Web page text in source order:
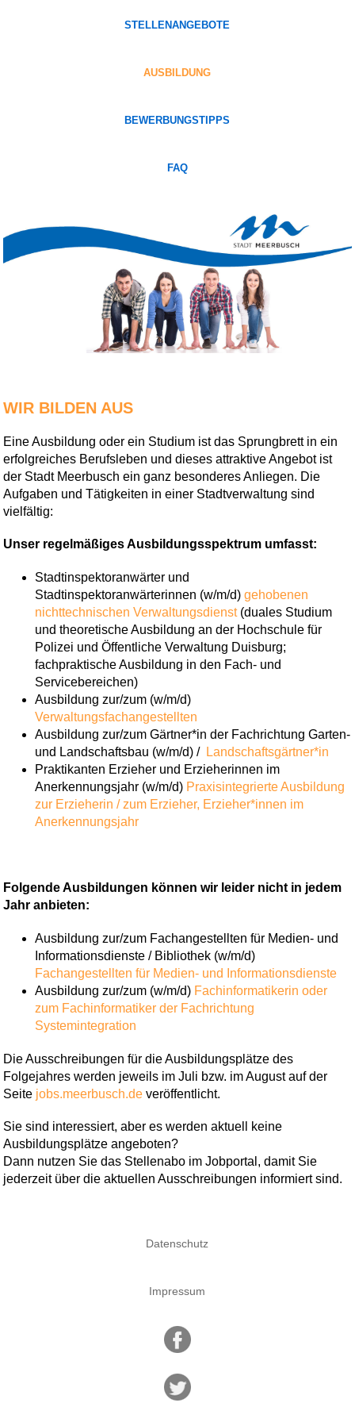
STELLENANGEBOTE
AUSBILDUNG
BEWERBUNGSTIPPS
FAQ
WIR BILDEN AUS
Eine Ausbildung oder ein Studium ist das Sprungbrett in ein
erfolgreiches Berufsleben und dieses attraktive Angebot ist
der Stadt Meerbusch ein ganz besonderes Anliegen. Die
Aufgaben und Tätigkeiten in einer Stadtverwaltung sind
vielfältig:
Unser regelmäßiges Ausbildungsspektrum umfasst:
Stadtinspektoranwärter und
Stadtinspektoranwärterinnen (w/m/d)gehobenen
nichttechnischen Verwaltungsdienst(duales Studium
und theoretische Ausbildung an der Hochschule für
Polizei und Öffentliche Verwaltung Duisburg;
fachpraktische Ausbildung in den Fach- und
Servicebereichen)
Ausbildung zur/zum (w/m/d)
Verwaltungsfachangestellten
Ausbildung zur/zum Gärtner*in der Fachrichtung Garten-
und Landschaftsbau (w/m/d) / Landschaftsgärtner*in
Praktikanten Erzieher und Erzieherinnen im
Anerkennungsjahr (w/m/d) Praxisintegrierte Ausbildung
zur Erzieherin / zum Erzieher, Erzieher*innen im
Anerkennungsjahr
Folgende Ausbildungen können wir leider nicht in jedem
Jahr anbieten:
Ausbildung zur/zum Fachangestellten für Medien- und
Informationsdienste / Bibliothek (w/m/d)
Fachangestellten für Medien- und Informationsdienste
Ausbildung zur/zum (w/m/d) Fachinformatikerin oder
zum Fachinformatiker der Fachrichtung
Systemintegration
Die Ausschreibungen für die Ausbildungsplätze des
Folgejahres werden jeweils im Juli bzw. im August auf der
Seite jobs.meerbusch.de veröffentlicht.
Sie sind interessiert, aber es werden aktuell keine
Ausbildungsplätze angeboten?
Dann nutzen Sie das Stellenabo im Jobportal, damit Sie
jederzeit über die aktuellen Ausschreibungen informiert sind.
Datenschutz
Impressum